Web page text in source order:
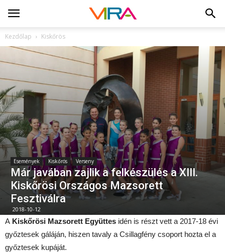
Kezdőlap Kiskőrös
Események Kiskőrös Verseny
Már javában zajlik a felkészülés a XIII.
Kiskőrösi Országos Mazsorett
Fesztiválra
2018-10-12
A Kiskőrösi Mazsorett Együttes idén is részt vett a 2017-18 évi
győztesek gáláján, hiszen tavaly a Csillagfény csoport hozta el a
győztesek kupáját.